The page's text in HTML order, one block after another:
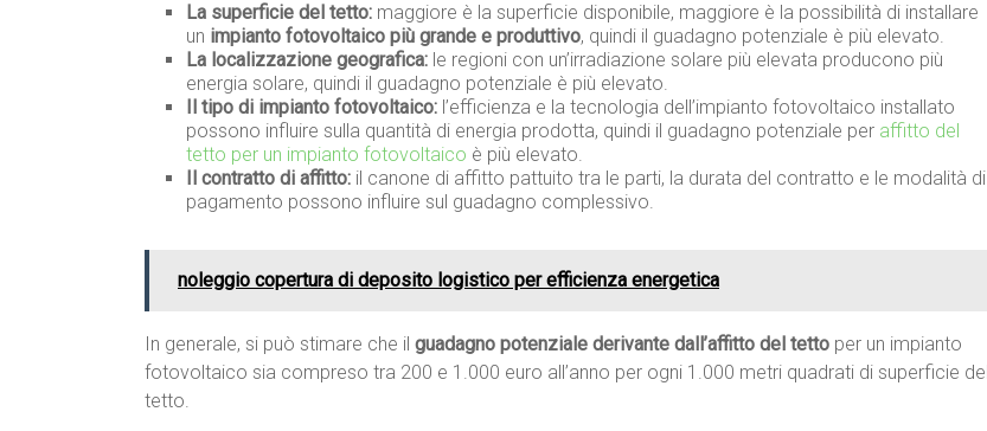
La superficie del tetto: maggiore è la superficie disponibile, maggiore è la possibilità di installare
un impianto fotovoltaico più grande e produttivo, quindi il guadagno potenziale è più elevato.
La localizzazione geografica: le regioni con un’irradiazione solare più elevata producono più
energia solare, quindi il guadagno potenziale è più elevato.
Il tipo di impianto fotovoltaico: l’efficienza e la tecnologia dell’impianto fotovoltaico installato
possono influire sulla quantità di energia prodotta, quindi il guadagno potenziale per affitto del
tetto per un impianto fotovoltaico è più elevato.
Il contratto di affitto: il canone di affitto pattuito tra le parti, la durata del contratto e le modalità di
pagamento possono influire sul guadagno complessivo.
noleggio copertura di deposito logistico per efficienza energetica
In generale, si può stimare che il guadagno potenziale derivante dall’affitto del tetto per un impianto
fotovoltaico sia compreso tra 200 e 1.000 euro all’anno per ogni 1.000 metri quadrati di superficie del
tetto.